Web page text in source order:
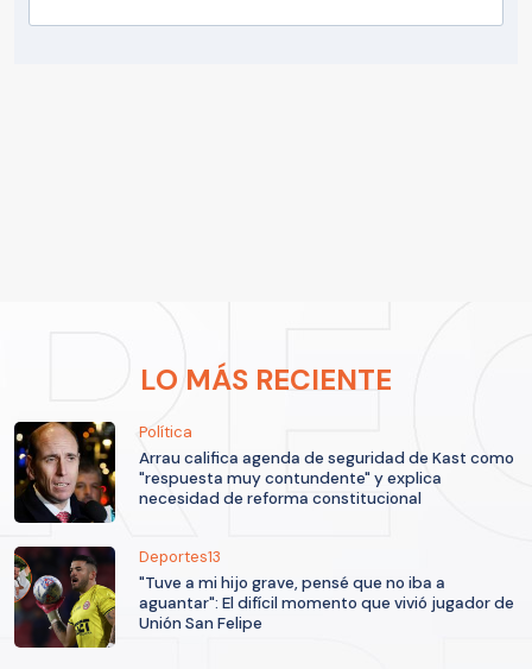
LO MÁS RECIENTE
Política
Arrau califica agenda de seguridad de Kast como
"respuesta muy contundente" y explica
necesidad de reforma constitucional
Deportes13
"Tuve a mi hijo grave, pensé que no iba a
aguantar": El difícil momento que vivió jugador de
Unión San Felipe